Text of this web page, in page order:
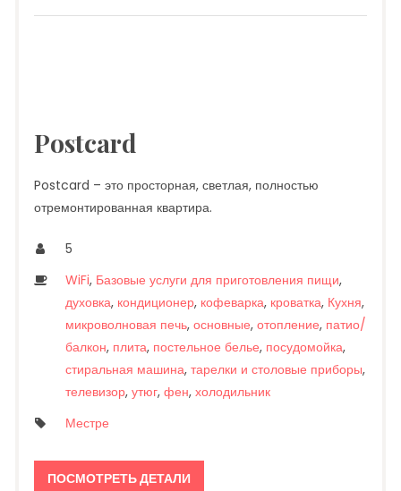
Postcard
Postcard – это просторная, светлая, полностью
отремонтированная квартира.
5
WiFi, Базовые услуги для приготовления пищи,
духовка, кондиционер, кофеварка, кроватка, Кухня,
микроволновая печь, основные, отопление, патио/
балкон, плита, постельное белье, посудомойка,
стиральная машина, тарелки и столовые приборы,
телевизор, утюг, фен, холодильник
Местре
ПОСМОТРЕТЬ ДЕТАЛИ